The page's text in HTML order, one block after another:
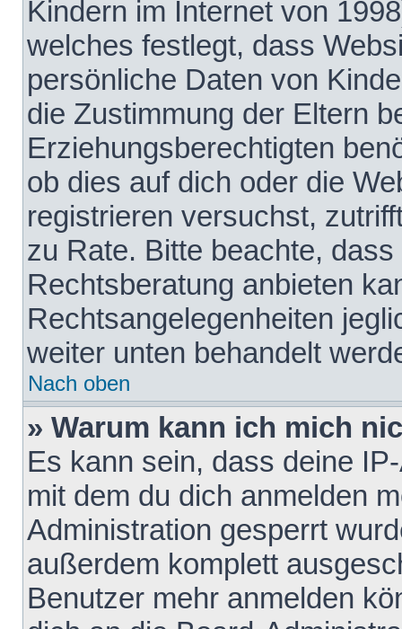
Kindern im Internet von
welches festlegt, dass
persönliche Daten von
die Zustimmung der Eltern
Erziehungsberechtigten
ob dies auf dich oder die
registrieren versuchst,
zu Rate. Bitte beachte,
Rechtsberatung anbieten
Rechtsangelegenheiten
weiter unten behandelt
Nach oben
» Warum kann ich mich
Es kann sein, dass deine
mit dem du dich anmelden
Administration gesperrt
außerdem komplett
Benutzer mehr anmelden